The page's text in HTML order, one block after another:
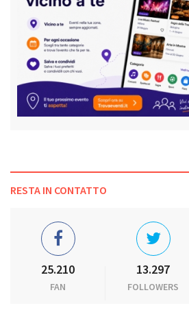
RESTA IN CONTATTO
25.210
FAN
13.297
FOLLOWERS